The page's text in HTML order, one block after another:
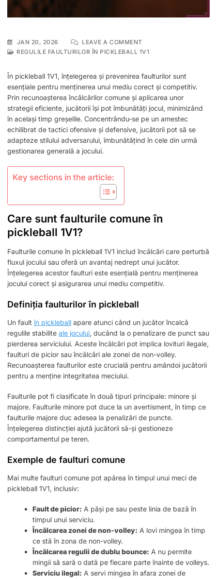
JAN 20, 2026 LEAVE A COMMENTON
1V1
FAULTURILOR,
STRATEGII
PENTRU
JUCĂTORI,
MANAGEMENTUL
JOCULUI
REGULILE FAULTURILOR ÎN PICKLEBALL 1V1
În pickleball 1V1, înțelegerea și prevenirea faulturilor sunt
esențiale pentru menținerea unui mediu corect și competitiv.
Prin recunoașterea încălcărilor comune și aplicarea unor
strategii eficiente, jucătorii își pot îmbunătăți jocul, minimizând
în același timp greșelile. Concentrându-se pe un amestec
echilibrat de tactici ofensive și defensive, jucătorii pot să se
adapteze stilului adversarului, îmbunătățind în cele din urmă
gestionarea generală a jocului.
Key sections in the article:
Care sunt faulturile comune în
pickleball 1V1?
Faulturile comune în pickleball 1V1 includ încălcări care perturbă
fluxul jocului sau oferă un avantaj nedrept unui jucător.
Înțelegerea acestor faulturi este esențială pentru menținerea
jocului corect și asigurarea unui mediu competitiv.
Definiția faulturilor în pickleball
Un fault în pickleball apare atunci când un jucător încalcă
regulile stabilite ale jocului, ducând la o penalizare de punct sau
pierderea serviciului. Aceste încălcări pot implica lovituri ilegale,
faulturi de picior sau încălcări ale zonei de non-volley.
Recunoașterea faulturilor este crucială pentru amândoi jucătorii
pentru a menține integritatea meciului.
Faulturile pot fi clasificate în două tipuri principale: minore și
majore. Faulturile minore pot duce la un avertisment, în timp ce
faulturile majore duc adesea la penalizări de puncte.
Înțelegerea distincției ajută jucătorii să-și gestioneze
comportamentul pe teren.
Exemple de faulturi comune
Mai multe faulturi comune pot apărea în timpul unui meci de
pickleball 1V1, inclusiv:
Fault de picior: A păși pe sau peste linia de bază în
timpul unui serviciu.
Încălcarea zonei de non-volley: A lovi mingea în timp
ce stă în zona de non-volley.
Încălcarea regulii de dublu bounce: A nu permite
mingii să sară o dată pe fiecare parte înainte de volleys.
Serviciu ilegal: A servi mingea în afara zonei de